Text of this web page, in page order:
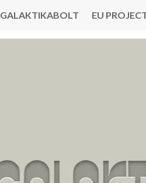
GALAKTIKABOLT EU